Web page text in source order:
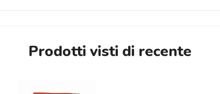
Prodotti visti di recente